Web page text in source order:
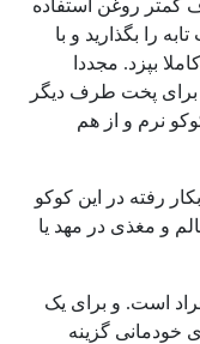
کمتر روغن استفاده
را بگذارید و با
بپزد. مجددا
برای پخت طرف دیگر
نرم و از هم
رفته در این کوکو
و مغذی در مهد یا
است. و برای یک
خودمانی گزینه